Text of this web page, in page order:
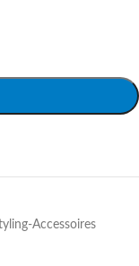
Accessoires